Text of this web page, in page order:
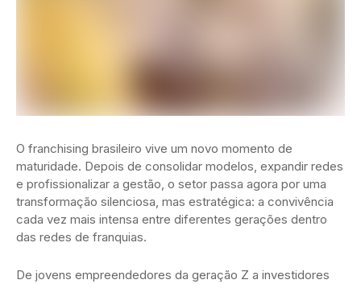
O franchising brasileiro vive um novo momento de
maturidade. Depois de consolidar modelos, expandir redes
e profissionalizar a gestão, o setor passa agora por uma
transformação silenciosa, mas estratégica: a convivência
cada vez mais intensa entre diferentes gerações dentro
das redes de franquias.
De jovens empreendedores da geração Z a investidores